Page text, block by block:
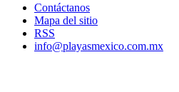
Contáctanos
Mapa del sitio
RSS
info@playasmexico.com.mx